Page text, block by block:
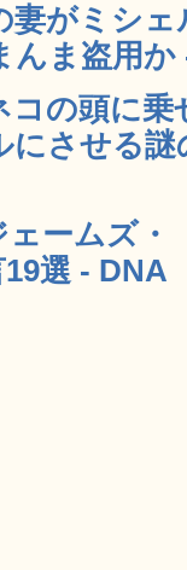
妻がミシ
んま盗用か
の頭に
にさせる
ームズ・
選 - DNA